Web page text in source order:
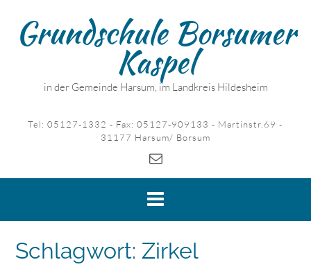
contentGrundschule Borsumer
Kaspel
in der Gemeinde Harsum, im Landkreis Hildesheim
Tel: 05127-1332 - Fax: 05127-909133 - Martinstr.69 -
31177 Harsum/ Borsum
Schlagwort: Zirkel